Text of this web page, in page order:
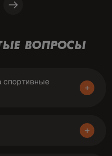
ВОПРОСЫ
спортивные
+
+